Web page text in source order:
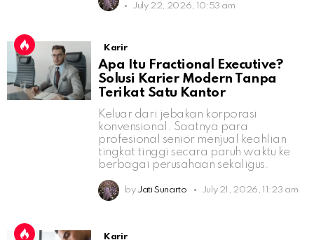
July 22, 2026, 10:53 am
Karir
Apa Itu Fractional Executive?
Solusi Karier Modern Tanpa
Terikat Satu Kantor
Keluar dari jebakan korporasi
konvensional. Saatnya para
profesional senior menjual keahlian
tingkat tinggi secara paruh waktu ke
berbagai perusahaan sekaligus.
by Jati Sunarto July 21, 2026, 11:23 am
Karir